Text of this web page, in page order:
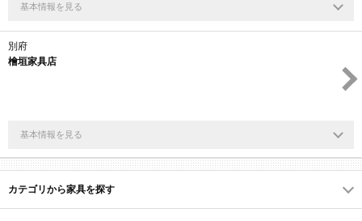
基本情報を見る
別府
檜垣家具店
基本情報を見る
カテゴリから家具を探す